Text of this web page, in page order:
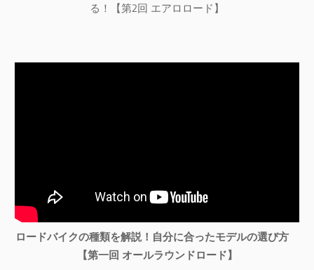
る！【第2回 エアロロード】
ロードバイクの種類を解説！自分に合ったモデルの選び方
【第一回 オールラウンドロード】